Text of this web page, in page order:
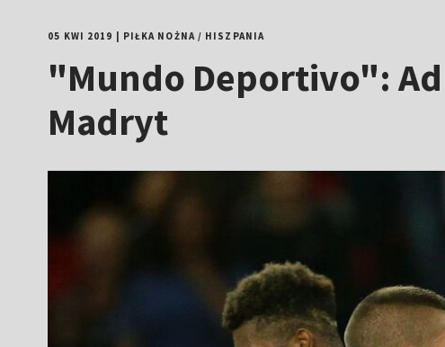
05 KWI 2019 PIŁKA NOŻNA/ HISZPANIA
"Mundo Deportivo":
Madryt